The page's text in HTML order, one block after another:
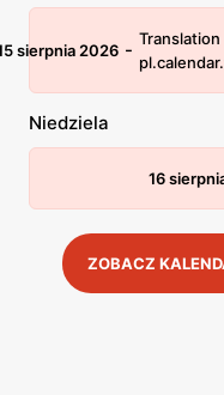
sierpnia 2026 - Translation
Niedziela
16
ZOBACZ